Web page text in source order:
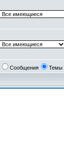
Сообщения Темы